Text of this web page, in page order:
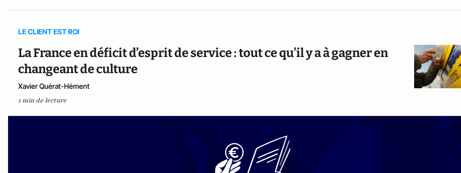
LE CLIENT EST ROI
La France en déficit d’esprit de service : tout ce qu’il y a à gagner en
changeant de culture
Xavier Quérat-Hément
1 min de lecture